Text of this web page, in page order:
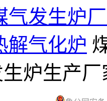
气发生炉
解气化炉
生炉生产